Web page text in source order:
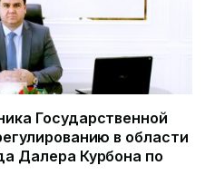
Государственной
в области
Далера Курбона по